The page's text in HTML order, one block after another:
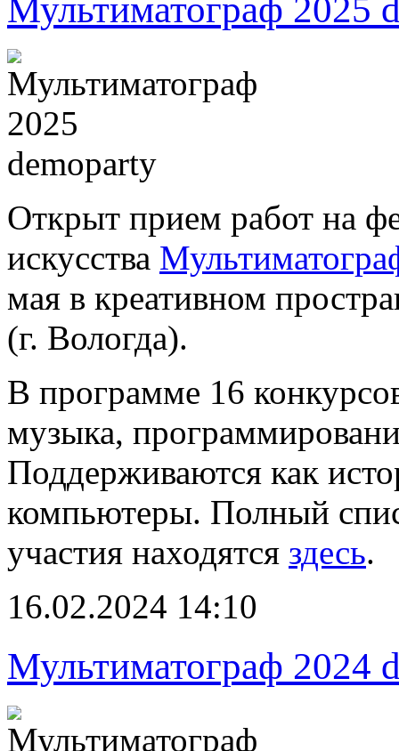
Мультиматограф 2025
Открыт прием работ на
искусства
мая в креативном
(г. Вологда).
В программе 16
музыка,
Поддерживаются как
компьютеры. Полный
участия находятся здесь.
16.02.2024 14:10
Мультиматограф 2024